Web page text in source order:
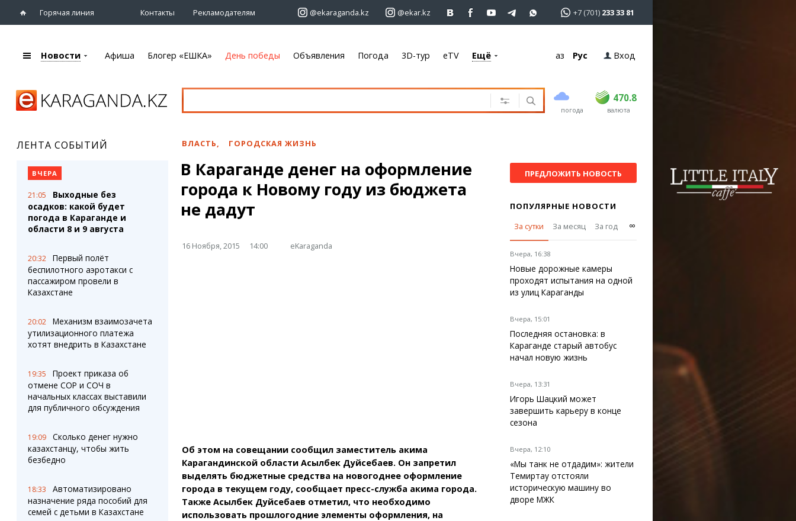
Горячая линия Контакты Рекламодателям @ekaraganda.kz @ekar.kz +7 (701) 233 33 81
Караганды
eTV
Рассылка новостей
Персоны
Интервью
Афиша
Театры
Спорт
Выставки
Цирк и зоопарк
Объявления
Автомобили
Услуги
Электроника
Мебель
Лента блогера
Штрихи
Фотокомиксы
Коллаж недели
Web-камеры
Караганда
Медиа
Фото
Видео
3D-тур
Timelapse
Новости Афиша Блогер «ЕШКА» День победы Объявления Погода 3D-тур eTV Ещё Қаз Рус Вход
погода
470.8
USD 468.5 470.8
EUR валюта
ЛЕНТА СОБЫТИЙ
ВЧЕРА
21:05
Выходные без
осадков: какой будет
погода в Караганде и
области 8 и 9 августа
20:32
Первый полёт
беспилотного аэротакси с
пассажиром провели в
Казахстане
20:02
Механизм взаимозачета
утилизационного платежа
хотят внедрить в Казахстане
19:35
Проект приказа об
отмене СОР и СОЧ в
начальных классах выставили
для публичного обсуждения
19:09
Сколько денег нужно
казахстанцу, чтобы жить
безбедно
18:33
Автоматизировано
назначение ряда пособий для
семей с детьми в Казахстане
ВЛАСТЬ, ГОРОДСКАЯ ЖИЗНЬ
В Караганде денег на оформление
города к Новому году из бюджета
не дадут
16 Ноября, 2015 14:00 eKaraganda
Об этом на совещании сообщил заместитель акима
Карагандинской области Асылбек Дуйсебаев. Он запретил
выделять бюджетные средства на новогоднее оформление
города в текущем году, сообщает пресс-служба акима города.
Также Асылбек Дуйсебаев отметил, что необходимо
использовать прошлогодние элементы оформления, на
ПРЕДЛОЖИТЬ НОВОСТЬ
ПОПУЛЯРНЫЕ НОВОСТИ
За сутки
За месяц За год ∞
Вчера, 16:38
Новые дорожные камеры
проходят испытания на одной
из улиц Караганды
Вчера, 15:01
Последняя остановка: в
Караганде старый автобус
начал новую жизнь
Вчера, 13:31
Игорь Шацкий может
завершить карьеру в конце
сезона
Вчера, 12:10
«Мы танк не отдадим»: жители
Темиртау отстояли
историческую машину во
дворе МЖК